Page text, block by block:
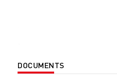
DOCUMENTS